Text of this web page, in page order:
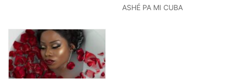
ASHÉ PA MI CUBA